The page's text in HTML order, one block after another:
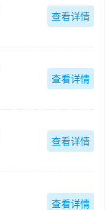
查看详情
查看详情
查看详情
查看详情